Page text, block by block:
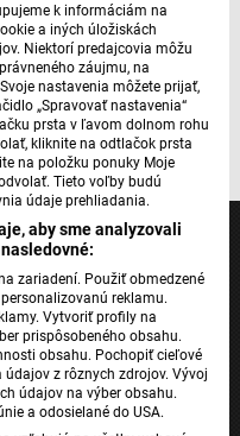
k informáciám na
a iných úložiskách
Niektorí predajcovia môžu
záujmu, na
nastavenia môžete prijať,
„Spravovať nastavenia“
prsta v ľavom dolnom rohu
kliknite na odtlačok prsta
na položku ponuky Moje
Tieto voľby budú
údaje prehliadania.
aby sme analyzovali
zariadení. Použiť obmedzené
reklamu.
Vytvoriť profily na
prispôsobeného obsahu.
obsahu. Pochopiť cieľové
z rôznych zdrojov. Vývoj
údajov na výber obsahu.
a odosielané do USA.
začína po
zábavno-edukatívny
miest a obcí.